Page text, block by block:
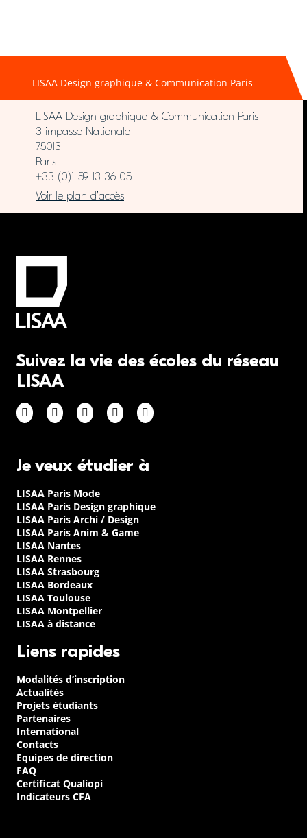
LISAA Design graphique & Communication Paris
LISAA Design graphique & Communication Paris
3 impasse Nationale
75013
Paris
+33 (0)1 59 13 36 05
Voir le plan d’accès
Suivez la vie des écoles du réseau
LISAA
Je veux étudier à
LISAA Paris Mode
LISAA Paris Design graphique
LISAA Paris Archi / Design
LISAA Paris Anim & Game
LISAA Nantes
LISAA Rennes
LISAA Strasbourg
LISAA Bordeaux
LISAA Toulouse
LISAA Montpellier
LISAA à distance
Liens rapides
Modalités d’inscription
Actualités
Projets étudiants
Partenaires
International
Contacts
Equipes de direction
FAQ
Certificat Qualiopi
Indicateurs CFA